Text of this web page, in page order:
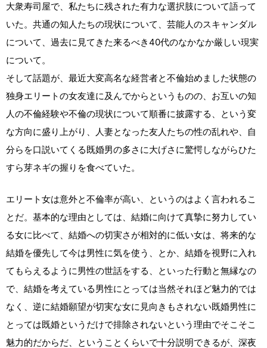
大衆寿司屋で、私たちに残された有力な選択肢について語って
いた。共通の知人たちの現状について、芸能人のスキャンダル
について、過去に見てきた来るべき40代のなかなか厳しい現実
について。
そして話題が、最近大変高名な経営者と不倫始めました状態の
独身エリートの女友達に及んでからというものの、お互いの知
人の不倫経験や不倫の現状について順番に披露する、という変
な方向に盛り上がり、人妻となった友人たちの性の乱れや、自
分らを口説いてくる既婚男の多さに大げさに驚愕しながらひた
すら芽ネギの握りを食べていた。
エリート女は意外と不倫率が高い、というのはよく言われるこ
とだ。基本的な理由としては、結婚に向けて真摯に努力してい
る女に比べて、結婚への切実さが相対的に低い女は、将来的な
結婚を優先して今は男性に気を使う、とか、結婚を視野に入れ
てもらえるように男性の世話をする、といった行動と無縁なの
で、結婚を考えている男性にとっては当然それほど魅力的では
なく、逆に結婚願望が切実な女に見向きもされない既婚男性に
とっては既婚というだけで排除されないという理由でそこそこ
魅力的だからだ、ということくらいで十分説明できるが、深夜